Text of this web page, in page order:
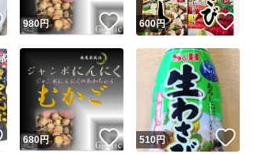
取引実績
取引実績◯+ このユーザーはYahoo!フ
他フリマ実績◯+ このユーザーは他フリマ
商品画像の 無断転載は禁止されています
コピーは1商品につき1回です
出品ページへ
いいね！
980円 いいね！
600円
いいね！
680円 いいね！
510円